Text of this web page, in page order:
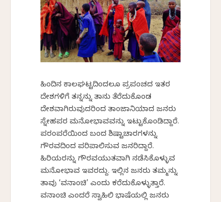
ಹಿಂದಿನ ಕಾಲಘಟ್ಟದಿಂದಲೂ ಪ್ರಪಂಚದ ಇತರ
ದೇಶಗಳಿಗೆ ತನ್ನನ್ನು ತಾನು ತೆರೆದುಕೊಂಡ
ದೇಶವಾಗಿರುವುದರಿಂದ ತಾಂಜಾನಿಯಾದ ಜನರು
ಸ್ನೇಹಪರ ಮನೋಭಾವವನ್ನು ಇಟ್ಟುಕೊಂಡಿದ್ದಾರೆ.
ಪರಂಪರೆಯಿಂದ ಬಂದ ಶಿಷ್ಟಾಚಾರಗಳನ್ನು
ಗೌರವದಿಂದ ಪರಿಪಾಲಿಸುವ ಜನರಿದ್ದಾರೆ.
ಹಿರಿಯರನ್ನು ಗೌರವಯುತವಾಗಿ ನಡೆಸಿಕೊಳ್ಳುವ
ಮನೋಭಾವ ಇವರದ್ದು. ಇಲ್ಲಿನ ಜನರು ತಮ್ಮನ್ನು
ತಾವು ‘ವನಾಂಚಿ’ ಎಂದು ಕರೆದುಕೊಳ್ಳುತ್ತಾರೆ.
ವನಾಂಚಿ ಎಂದರೆ ಸ್ವಾಹಿಲಿ ಭಾಷೆಯಲ್ಲಿ ಜನರು